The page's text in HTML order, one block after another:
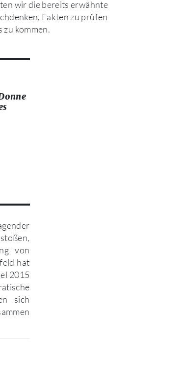
wir die bereits erwähnte
Fakten zu prüfen
zu kommen.
von
hat
2015
sich